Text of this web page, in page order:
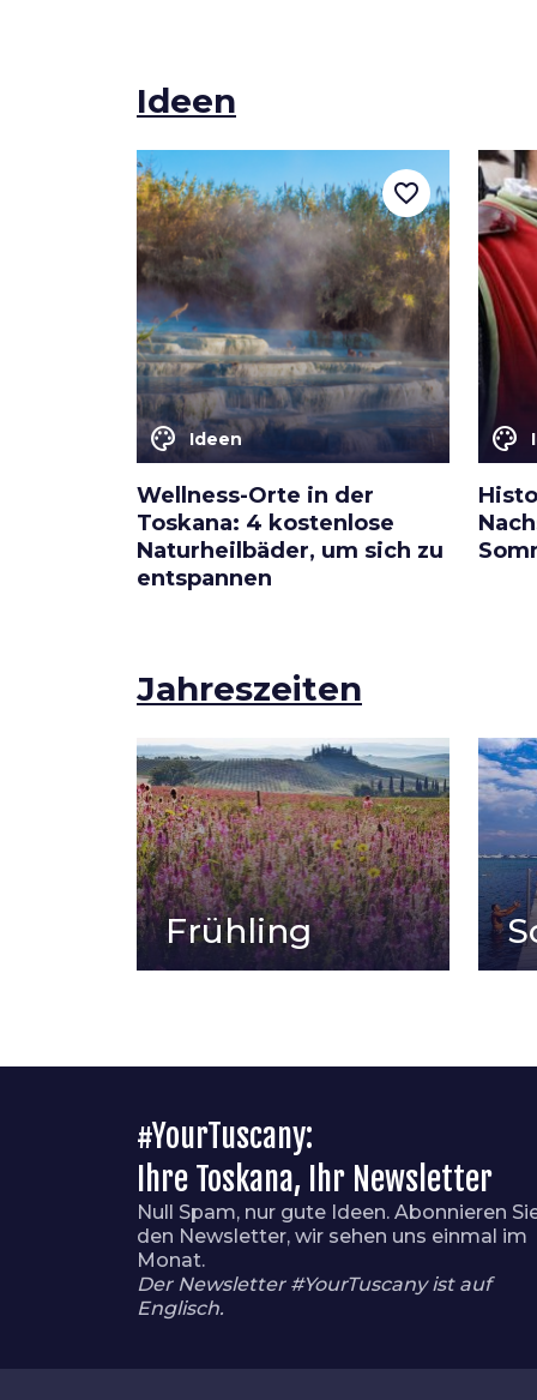
Ideen
color_lens Ideen
Wellness-Orte in der
Toskana: 4 kostenlose
Naturheilbäder, um sich zu
entspannen
favorite_border
color_lens
Jahreszeiten
Frühling
#YourTuscany:
Ihre Toskana, Ihr Newsletter
Null Spam, nur gute Ideen. Abonnieren
den Newsletter, wir sehen uns einmal im
Monat.
Der Newsletter #YourTuscany ist auf
Englisch.